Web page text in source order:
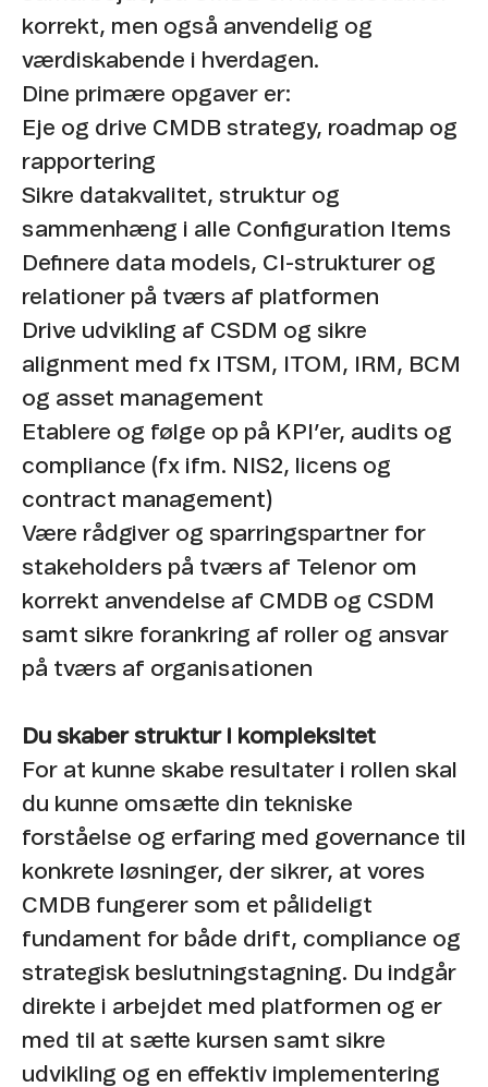
korrekt, men også anvendelig og
værdiskabende i hverdagen.
Dine primære opgaver er:
Eje og drive CMDB strategy, roadmap og
rapportering
Sikre datakvalitet, struktur og
sammenhæng i alle Configuration Items
Definere data models, CI-strukturer og
relationer på tværs af platformen
Drive udvikling af CSDM og sikre
alignment med fx ITSM, ITOM, IRM, BCM
og asset management
Etablere og følge op på KPI’er, audits og
compliance (fx ifm. NIS2, licens og
contract management)
Være rådgiver og sparringspartner for
stakeholders på tværs af Telenor om
korrekt anvendelse af CMDB og CSDM
samt sikre forankring af roller og ansvar
på tværs af organisationen
Du skaber struktur i kompleksitet
For at kunne skabe resultater i rollen skal
du kunne omsætte din tekniske
forståelse og erfaring med governance til
konkrete løsninger, der sikrer, at vores
CMDB fungerer som et pålideligt
fundament for både drift, compliance og
strategisk beslutningstagning. Du indgår
direkte i arbejdet med platformen og er
med til at sætte kursen samt sikre
udvikling og en effektiv implementering